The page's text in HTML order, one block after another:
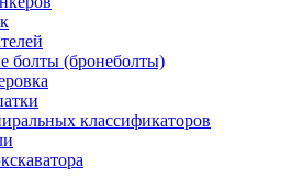
болты (бронеболты)
классификаторов